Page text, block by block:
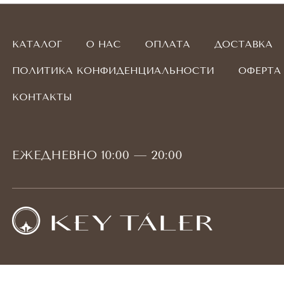
КАТАЛОГ О НАС ОПЛАТА ДОСТАВКА
ПОЛИТИКА КОНФИДЕНЦИАЛЬНОСТИ ОФЕРТА
КОНТАКТЫ
ЕЖЕДНЕВНО 10:00 — 20:00